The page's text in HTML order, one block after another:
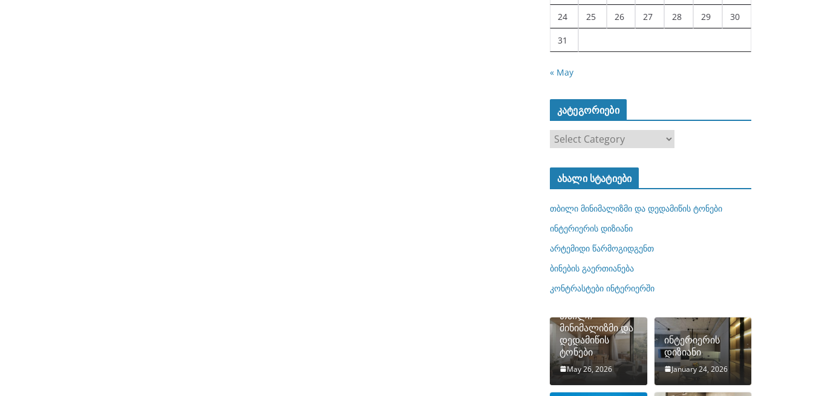
24 25 26 27 28 29 30
31
« May
კატეგორიები
ტ
ო
რ
ბ
ი
ახალი სტატიები
თბილი მინიმალიზმი და დედამიწის ტონები
ინტერიერის დიზიანი
არტემიდი წარმოგიდგენთ
ბინების გაერთიანება
კონტრასტები ინტერიერში
თბილი
მინიმალიზმი და
დედამიწის
ტონები
May 26, 2026
ინტერიერის
დიზიანი
January 24, 2026